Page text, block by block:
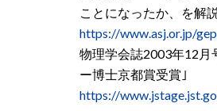
ことになったか、を解
https://www.asj.or.jp/
物理学会誌2003年12
ー博士京都賞受賞｣
https://